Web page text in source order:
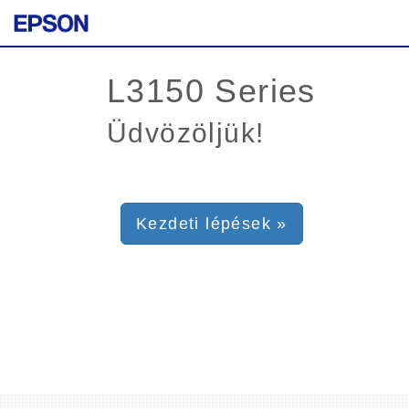
Üdvözöljük!
Kezdeti lépések »